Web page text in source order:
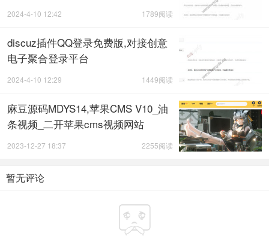
1789阅读
2024-4-10 12:42
discuz插件QQ登录免费版,对接创意
电子聚合登录平台
1449阅读
2024-4-10 12:29
麻豆源码MDYS14,苹果CMS V10_油
条视频_二开苹果cms视频网站
2255阅读
2023-12-27 18:37
暂无评论
